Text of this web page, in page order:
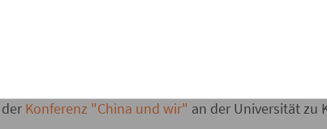
autoritäres staatskapitalistisches Regime, für
Menschenrechtsverletzungen hervor, die
die militärische Einkreisung Chinas, so betonen die
Konferenz "China und wir" an der Universität zu